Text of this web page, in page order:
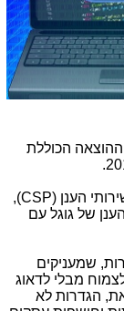
ההוצאה הכוללת
CSP
),
הענן של גוגל עם
שמעניקים
מבלי לדאוג
הגדרות לא